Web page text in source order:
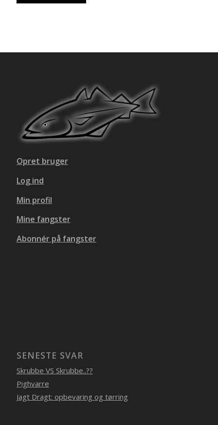
Opret bruger
Log ind
Min profil
Mine fangster
Abonnér på fangster
SENESTE SVAR
Skrubbe VS Skrubbe..??
Pighvarre
Jagt Dragt: opbevaring og tørring